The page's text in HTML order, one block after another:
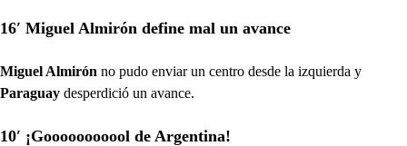
16′ Miguel Almirón define mal un avance
Miguel Almirón no pudo enviar un centro desde la izquierda y
Paraguay desperdició un avance.
10′ ¡Gooooooooool de Argentina!